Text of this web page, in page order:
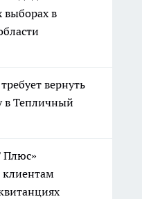
выборах в
вернуть
в Тепличный
Плюс»
клиентам